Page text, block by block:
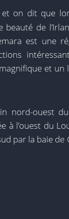
et on dit que
de
est une
et un
nord-ouest
à l’ouest du
par la baie de